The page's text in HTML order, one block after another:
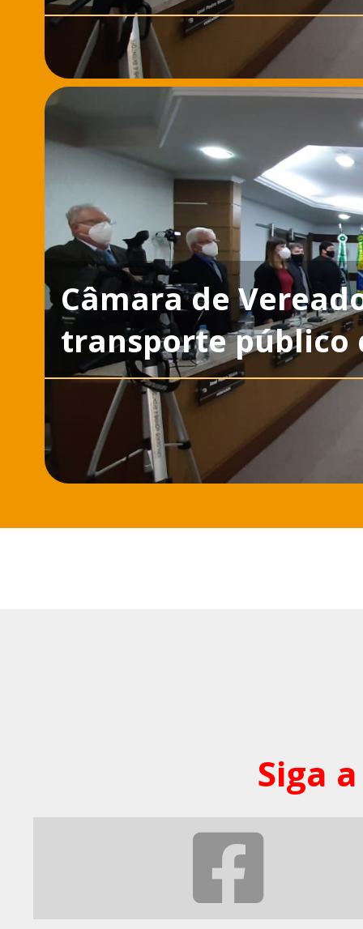
Câmara de
transporte público
Siga